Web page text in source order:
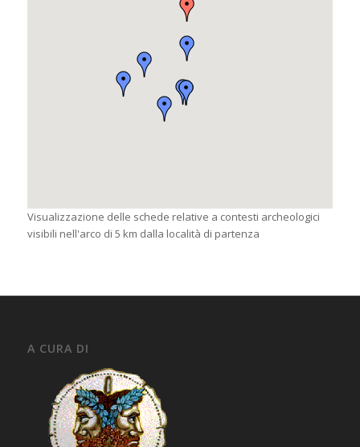
Visualizzazione delle schede relative a contesti archeologici
visibili nell'arco di 5 km dalla località di partenza
A CURA DI